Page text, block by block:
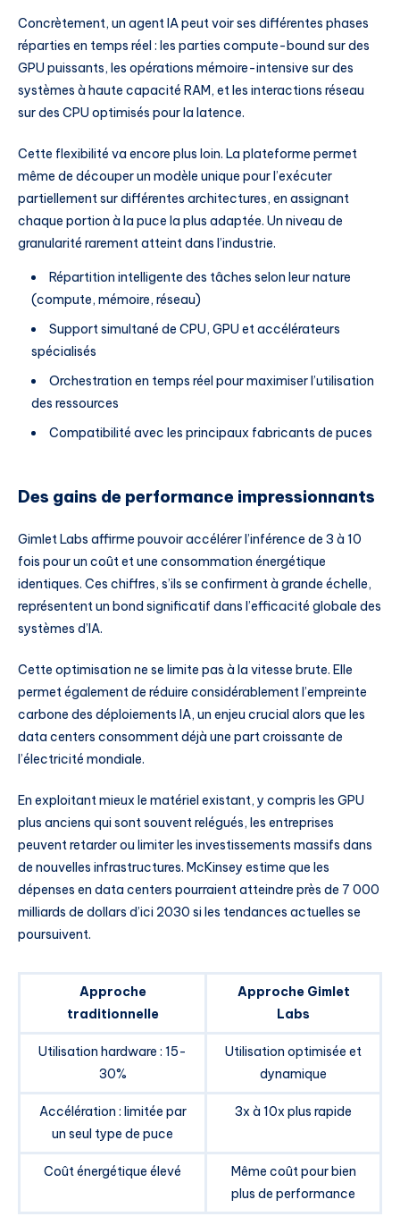
Concrètement, un agent IA peut voir ses différentes phases
réparties en temps réel : les parties compute-bound sur des
GPU puissants, les opérations mémoire-intensive sur des
systèmes à haute capacité RAM, et les interactions réseau
sur des CPU optimisés pour la latence.
Cette flexibilité va encore plus loin. La plateforme permet
même de découper un modèle unique pour l’exécuter
partiellement sur différentes architectures, en assignant
chaque portion à la puce la plus adaptée. Un niveau de
granularité rarement atteint dans l’industrie.
Répartition intelligente des tâches selon leur nature
(compute, mémoire, réseau)
Support simultané de CPU, GPU et accélérateurs
spécialisés
Orchestration en temps réel pour maximiser l’utilisation
des ressources
Compatibilité avec les principaux fabricants de puces
Des gains de performance impressionnants
Gimlet Labs affirme pouvoir accélérer l’inférence de 3 à 10
fois pour un coût et une consommation énergétique
identiques. Ces chiffres, s’ils se confirment à grande échelle,
représentent un bond significatif dans l’efficacité globale des
systèmes d’IA.
Cette optimisation ne se limite pas à la vitesse brute. Elle
permet également de réduire considérablement l’empreinte
carbone des déploiements IA, un enjeu crucial alors que les
data centers consomment déjà une part croissante de
l’électricité mondiale.
En exploitant mieux le matériel existant, y compris les GPU
plus anciens qui sont souvent relégués, les entreprises
peuvent retarder ou limiter les investissements massifs dans
de nouvelles infrastructures. McKinsey estime que les
dépenses en data centers pourraient atteindre près de 7 000
milliards de dollars d’ici 2030 si les tendances actuelles se
poursuivent.
Approche
traditionnelle
Approche Gimlet
Labs
Utilisation hardware : 15-
30%
Utilisation optimisée et
dynamique
Accélération : limitée par
un seul type de puce
3x à 10x plus rapide
Coût énergétique élevé
Même coût pour bien
plus de performance